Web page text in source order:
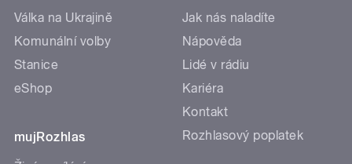
Válka na Ukrajině
Komunální volby
Stanice
eShop
mujRozhlas
Jak nás naladíte
Nápověda
Lidé v rádiu
Kariéra
Kontakt
Rozhlasový poplatek